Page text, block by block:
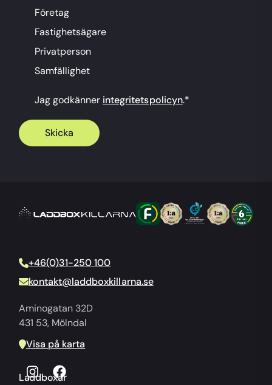
Företag
Fastighetsägare
Privatperson
Samfällighet
Jag godkänner integritetspolicyn.*
+46(0)31-250 100
kontakt@laddboxkillarna.se
Aminogatan 32D
431 53, Mölndal
Visa på karta
Laddboxar